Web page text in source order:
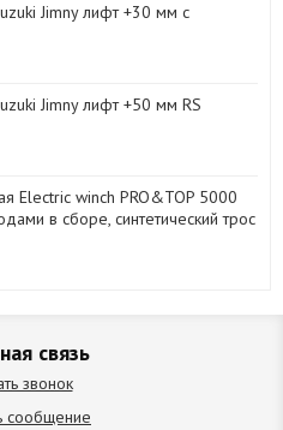
Jimny лифт +30 мм с
Jimny лифт +50 мм RS
Electric winch PRO&TOP 5000
в сборе, синтетический трос
связь
звонок
сообщение